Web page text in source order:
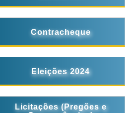
Contracheque
Eleições 2024
Licitações (Pregões e